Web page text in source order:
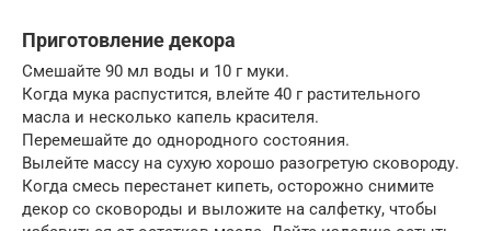
Приготовление декора
Смешайте 90 мл воды и 10 г муки.
Когда мука распустится, влейте 40 г растительного
масла и несколько капель красителя.
Перемешайте до однородного состояния.
Вылейте массу на сухую хорошо разогретую сковороду.
Когда смесь перестанет кипеть, осторожно снимите
декор со сковороды и выложите на салфетку, чтобы